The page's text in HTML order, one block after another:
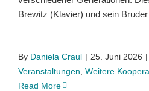
Brewitz (Klavier) und sein
By Daniela Craul | 25. Juni 2026 |
Veranstaltungen Weitere
Read More